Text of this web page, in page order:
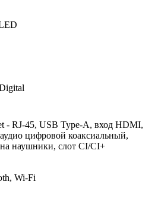
- RJ-45, USB Type-A, вход HDMI,
цифровой коаксиальный,
наушники, слот CI/CI+
Wi-Fi